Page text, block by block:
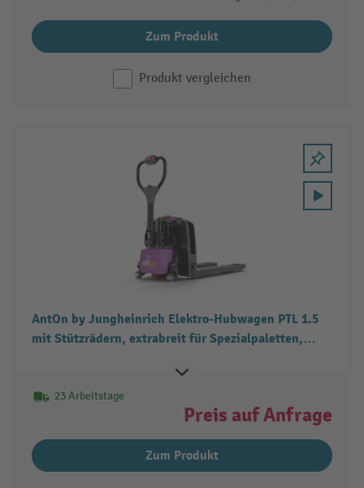
Zum Produkt
Produkt vergleichen
AntOn by Jungheinrich Elektro-Hubwagen PTL 1.5
mit Stützrädern, extrabreit für Spezialpaletten,
23 Arbeitstage
Preis auf Anfrage
Zum Produkt